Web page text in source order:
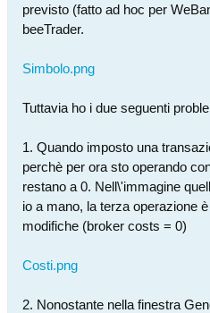
previsto (fatto ad hoc per
beeTrader.
Simbolo.png
Tuttavia ho i due seguenti
1. Quando imposto una
perchè per ora sto operando
restano a 0. Nell\'immagine
io a mano, la terza operazione
modifiche (broker costs = 0)
Costi.png
2. Nonostante nella finestra